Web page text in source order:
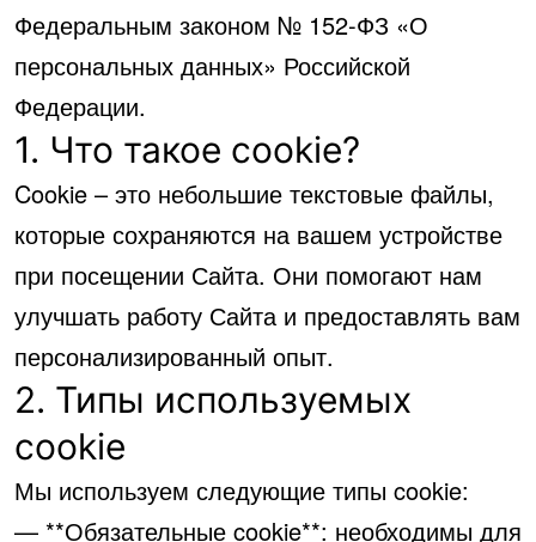
Федеральным законом № 152-ФЗ «О
персональных данных» Российской
Федерации.
1. Что такое cookie?
Cookie – это небольшие текстовые файлы,
которые сохраняются на вашем устройстве
при посещении Сайта. Они помогают нам
улучшать работу Сайта и предоставлять вам
персонализированный опыт.
2. Типы используемых
cookie
Мы используем следующие типы cookie:
— **Обязательные cookie**: необходимы для